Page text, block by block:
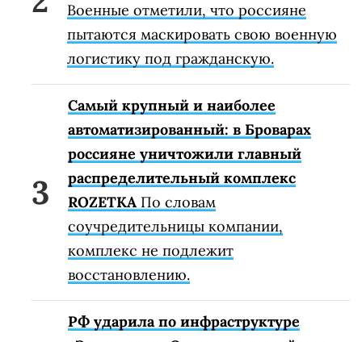
Военные отметили, что россияне
пытаются маскировать свою военную
логистику под гражданскую.
Самый крупный и наиболее
автоматизированный: в Броварах
россияне уничтожили главный
распределительный комплекс
ROZETKA По словам
соучредительницы компании,
комплекс не подлежит
восстановлению.
РФ ударила по инфраструктуре